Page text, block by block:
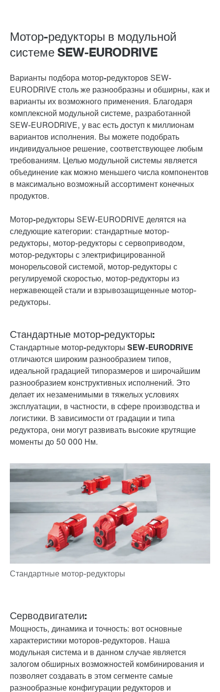
Мотор-редукторы в модульной
системе SEW‑EURODRIVE
Варианты подбора мотор-редукторов SEW-
EURODRIVE столь же разнообразны и обширны, как и
варианты их возможного применения. Благодаря
комплексной модульной системе, разработанной
SEW-EURODRIVE, у вас есть доступ к миллионам
вариантов исполнения. Вы можете подобрать
индивидуальное решение, соответствующее любым
требованиям. Целью модульной системы является
объединение как можно меньшего числа компонентов
в максимально возможный ассортимент конечных
продуктов.
Мотор-редукторы SEW-EURODRIVE делятся на
следующие категории: стандартные мотор-
редукторы, мотор-редукторы с сервоприводом,
мотор-редукторы с электрифицированной
монорельсовой системой, мотор-редукторы с
регулируемой скоростью, мотор-редукторы из
нержавеющей стали и взрывозащищенные мотор-
редукторы.
Стандартные мотор-редукторы:
Стандартные мотор-редукторы SEW-EURODRIVE
отличаются широким разнообразием типов,
идеальной градацией типоразмеров и широчайшим
разнообразием конструктивных исполнений. Это
делает их незаменимыми в тяжелых условиях
эксплуатации, в частности, в сфере производства и
логистики. В зависимости от градации и типа
редуктора, они могут развивать высокие крутящие
моменты до 50 000 Нм.
Серводвигатели:
Мощность, динамика и точность: вот основные
характеристики моторов-редукторов. Наша
модульная система и в данном случае является
залогом обширных возможностей комбинирования и
позволяет создавать в этом сегменте самые
разнообразные конфигурации редукторов и